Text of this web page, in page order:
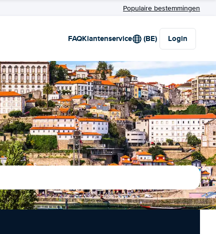
Populaire bestemmingen
FAQKlantenservice (BE) Login